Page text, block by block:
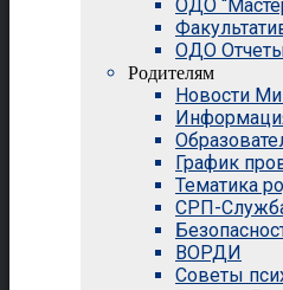
ОДО
ОДО
Родителям
Новости
График
Тематика
СРП-
ВОРДИ
Советы